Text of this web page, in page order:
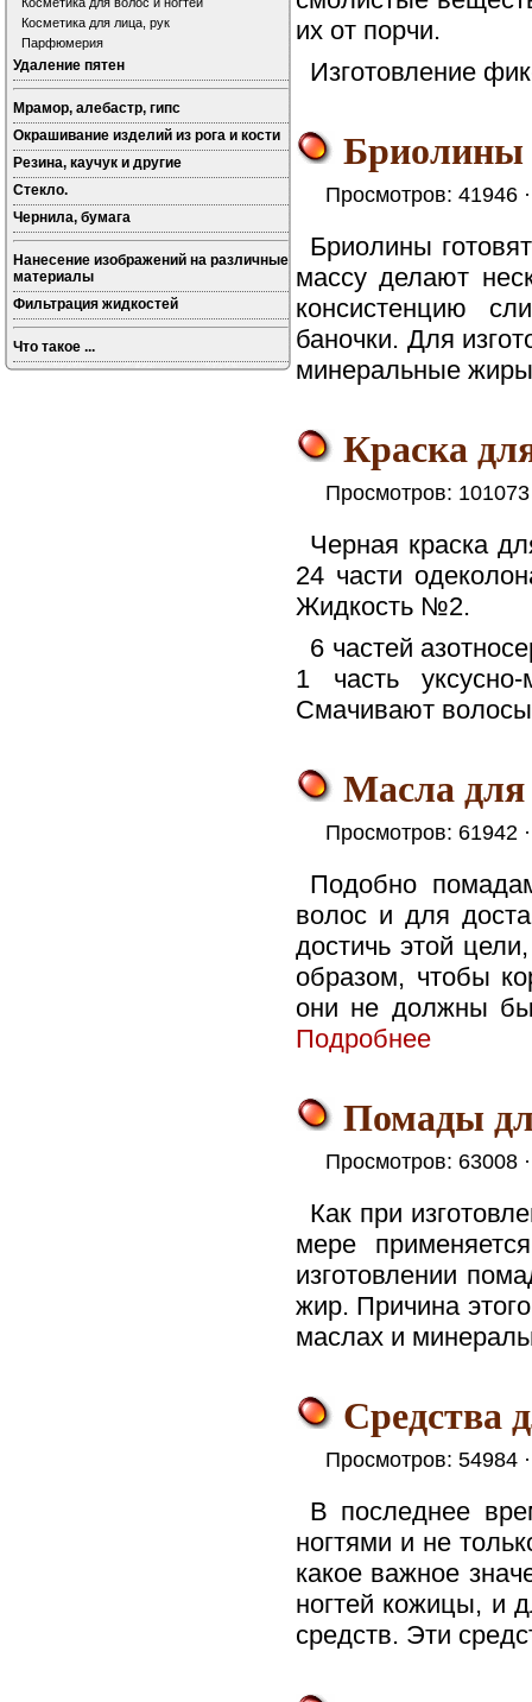
Косметика для лица, рук
Парфюмерия
Удаление пятен
Мрамор, алебастр, гипс
Окрашивание изделий из рога и кости
Резина, каучук и другие
Стекло.
Чернила, бумага
Нанесение изображений на различные
материалы
Фильтрация жидкостей
Что такое ...
их от порчи.
Изготовление
Бриолины
Просмотров: 41946
Бриолины
массу делают
консистенцию
баночки. Для
минеральные
Краска
Просмотров:
Черная краска
24 части
Жидкость №2.
6 частей
1 часть
Смачивают
Масла для
Просмотров: 61942
Подобно
волос и для
достичь этой
образом, чтобы
они не должны
Подробнее
Помады
Просмотров: 63008
Как при
мере
изготовлении
жир. Причина
маслах и
Средства
Просмотров: 54984
В последнее
ногтями и не
какое важное
ногтей кожицы, и
средств. Эти